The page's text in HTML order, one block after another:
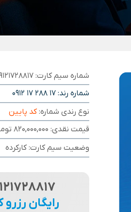
شماره سیم کارت: 09121728817
شماره رند: 0912 17 288 17
نوع رندی شماره:کد پایین
قیمت نقدی: 820,000,000 تومان
وضعیت سیم کارت: کارکرده
رایگان رزرو